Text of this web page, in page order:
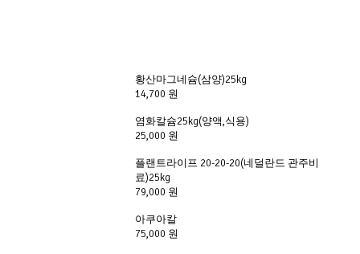
황산마그네슘(삼양)25kg
14,700 원
염화칼슘25kg(양액,식용)
25,000 원
플랜트라이프 20-20-20(네덜란드 관주비
료)25kg
79,000 원
아쿠아칼
75,000 원